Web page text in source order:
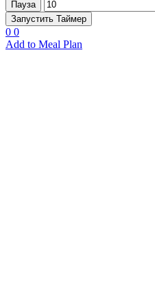
Пауза
Запустить Таймер
0 0
Add to Meal Plan